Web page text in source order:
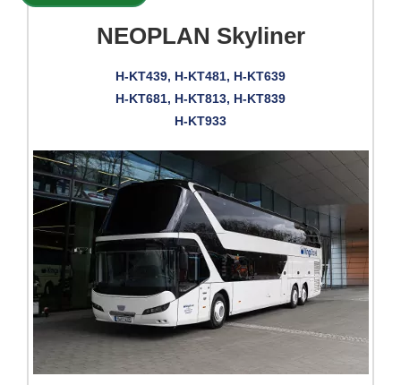
NEOPLAN Skyliner
H-KT439, H-KT481, H-KT639
H-KT681, H-KT813, H-KT839
H-KT933